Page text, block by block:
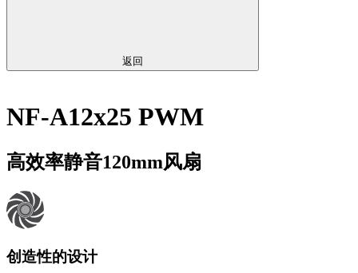
返回
NF-A12x25 PWM
高效率静音120mm风扇
创造性的设计